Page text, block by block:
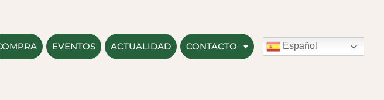
EVENTOS ACTUALIDAD CONTACTO Español